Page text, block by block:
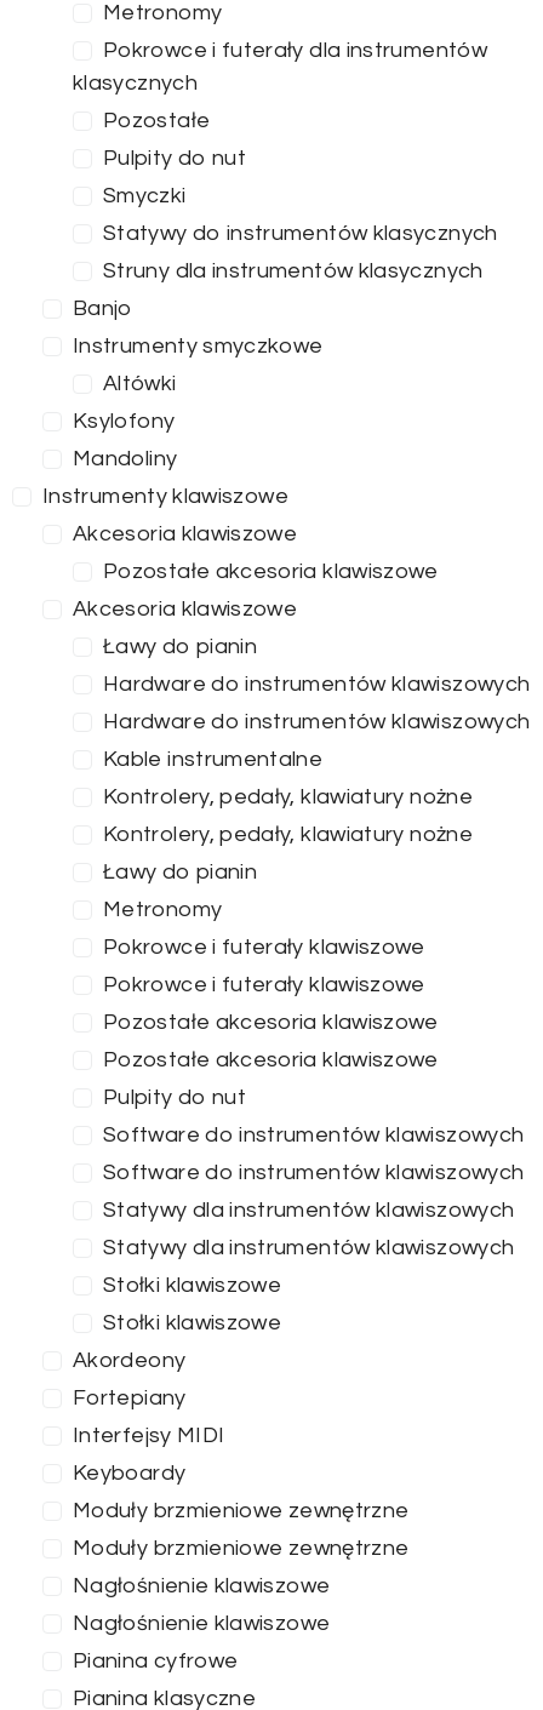
Metronomy
Pokrowce i futerały dla instrumentów
klasycznych
Pozostałe
Pulpity do nut
Smyczki
Statywy do instrumentów klasycznych
Struny dla instrumentów klasycznych
Banjo
Instrumenty smyczkowe
Altówki
Ksylofony
Mandoliny
Instrumenty klawiszowe
Akcesoria klawiszowe
Pozostałe akcesoria klawiszowe
Akcesoria klawiszowe
Ławy do pianin
Hardware do instrumentów klawiszowych
Hardware do instrumentów klawiszowych
Kable instrumentalne
Kontrolery, pedały, klawiatury nożne
Kontrolery, pedały, klawiatury nożne
Ławy do pianin
Metronomy
Pokrowce i futerały klawiszowe
Pokrowce i futerały klawiszowe
Pozostałe akcesoria klawiszowe
Pozostałe akcesoria klawiszowe
Pulpity do nut
Software do instrumentów klawiszowych
Software do instrumentów klawiszowych
Statywy dla instrumentów klawiszowych
Statywy dla instrumentów klawiszowych
Stołki klawiszowe
Stołki klawiszowe
Akordeony
Fortepiany
Interfejsy MIDI
Keyboardy
Moduły brzmieniowe zewnętrzne
Moduły brzmieniowe zewnętrzne
Nagłośnienie klawiszowe
Nagłośnienie klawiszowe
Pianina cyfrowe
Pianina klasyczne
Cena